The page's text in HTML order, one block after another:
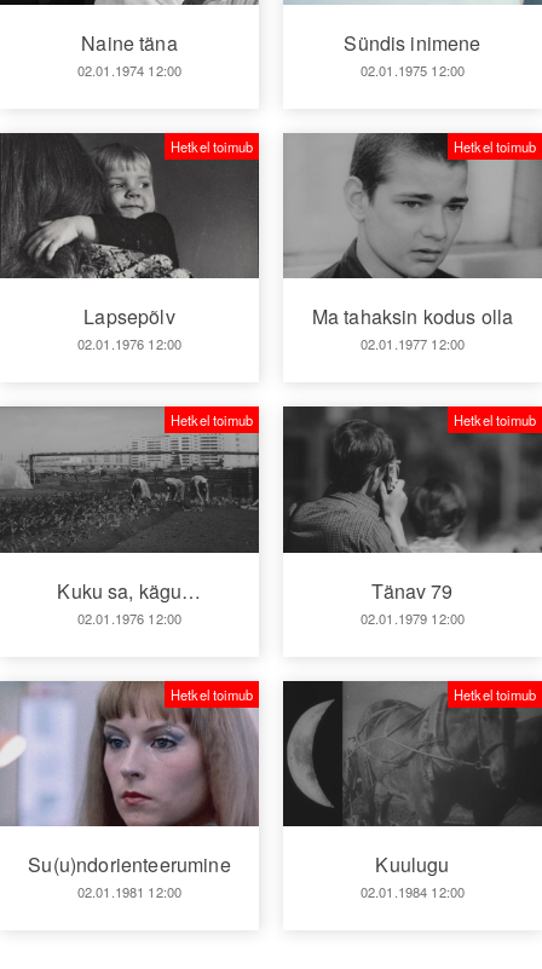
Naine täna
02.01.1974 12:00
Sündis inimene
02.01.1975 12:00
Lapsepõlv
02.01.1976 12:00
Hetkel toimub
Ma tahaksin kodus olla
02.01.1977 12:00
Hetkel toimub
Kuku sa, kägu…
02.01.1976 12:00
Hetkel toimub
Tänav 79
02.01.1979 12:00
Hetkel toimub
Su(u)ndorienteerumine
02.01.1981 12:00
Hetkel toimub
Kuulugu
02.01.1984 12:00
Hetkel toimub